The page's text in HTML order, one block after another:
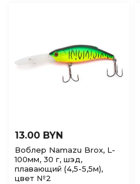
13.00 BYN
Воблер Namazu Brox, L-
100мм, 30 г, шэд,
плавающий (4,5-5,5м),
цвет №2